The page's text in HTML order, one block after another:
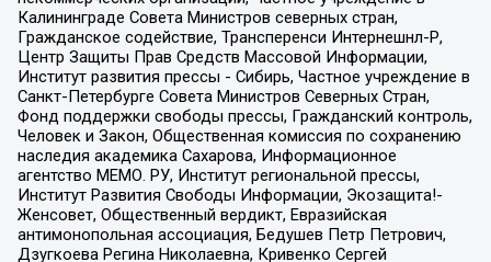
Калининграде Совета Министров северных стран,
Гражданское содействие, Трансперенси Интернешнл-Р,
Центр Защиты Прав Средств Массовой Информации,
Институт развития прессы - Сибирь, Частное учреждение в
Санкт-Петербурге Совета Министров Северных Стран,
Фонд поддержки свободы прессы, Гражданский контроль,
Человек и Закон, Общественная комиссия по сохранению
наследия академика Сахарова, Информационное
агентство МЕМО. РУ, Институт региональной прессы,
Институт Развития Свободы Информации, Экозащита!-
Женсовет, Общественный вердикт, Евразийская
антимонопольная ассоциация, Бедушев Петр Петрович,
Дзугкоева Регина Николаевна, Кривенко Сергей